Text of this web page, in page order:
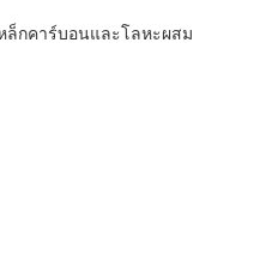
ล็กคาร์บอนและโลหะผสม